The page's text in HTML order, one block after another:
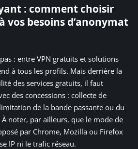
: comment choisir
vos besoins d’anonymat
: entre VPN gratuits et solutions
à tous les profils. Mais derrière la
des services gratuits, il faut
des concessions : collecte de
de la bande passante ou du
noter, par ailleurs, que le mode de
par Chrome, Mozilla ou Firefox
IP ni le trafic réseau.